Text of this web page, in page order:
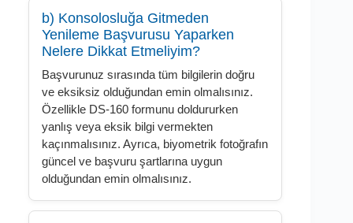
b) Konsolosluğa Gitmeden
Yenileme Başvurusu Yaparken
Nelere Dikkat Etmeliyim?
Başvurunuz sırasında tüm bilgilerin doğru
ve eksiksiz olduğundan emin olmalısınız.
Özellikle DS-160 formunu doldururken
yanlış veya eksik bilgi vermekten
kaçınmalısınız. Ayrıca, biyometrik fotoğrafın
güncel ve başvuru şartlarına uygun
olduğundan emin olmalısınız.